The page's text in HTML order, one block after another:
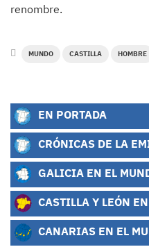
renombre.
MUNDO CASTILLA HOMBRE
EN PORTADA
CRÓNICAS DE LA
GALICIA EN EL
CASTILLA Y LEÓN
CANARIAS EN EL